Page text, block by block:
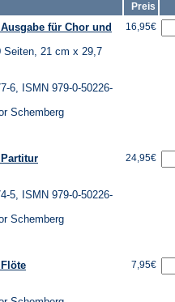
Preis
für Chor und
Seiten, 21 cm x 29,7
6, ISMN 979-0-50226-
Schemberg
16,95€
5, ISMN 979-0-50226-
Schemberg
24,95€
7,95€